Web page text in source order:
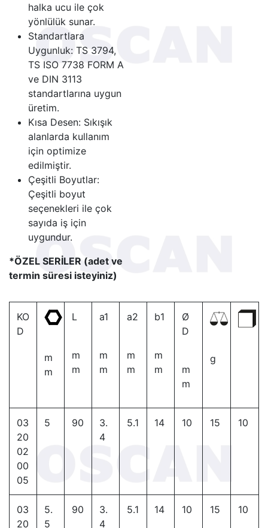
halka ucu ile çok
yönlülük sunar.
Standartlara
Uygunluk: TS 3794,
TS ISO 7738 FORM A
ve DIN 3113
standartlarına uygun
üretim.
Kısa Desen: Sıkışık
alanlarda kullanım
için optimize
edilmiştir.
Çeşitli Boyutlar:
Çeşitli boyut
seçenekleri ile çok
sayıda iş için
uygundur.
*ÖZEL SERİLER (adet ve
termin süresi isteyiniz)
KO
D
m
m
L
m
m
a1
m
m
a2
m
m
b1
m
m
Ø
D
m
m
g
03
20
02
00
05
5 90
3.
4
5.1 14 10 15 10
03
20
5.
5
90
3.
4
5.1 14 10 15 10